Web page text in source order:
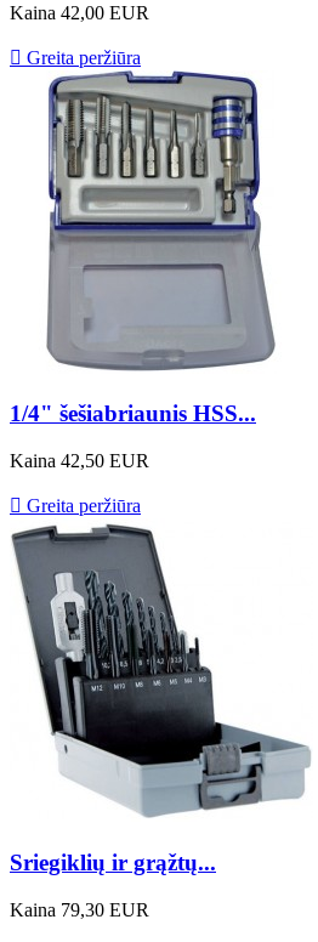
Kaina 42,00 EUR
 Greita peržiūra
1/4" šešiabriaunis HSS...
Kaina 42,50 EUR
 Greita peržiūra
Sriegiklių ir grąžtų...
Kaina 79,30 EUR